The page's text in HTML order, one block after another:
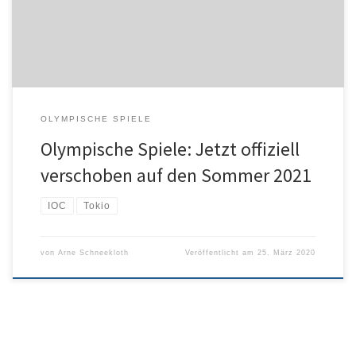
OLYMPISCHE SPIELE
Olympische Spiele: Jetzt offiziell
verschoben auf den Sommer 2021
IOC Tokio
von Arne Schneekloth Veröffentlicht am 25. März 2020